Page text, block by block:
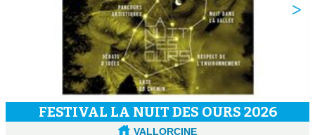
FESTIVAL LA NUIT DES OURS 2026
VALLORCINE